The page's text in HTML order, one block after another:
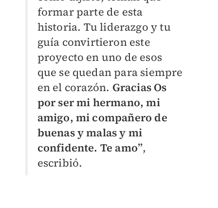
formar parte de esta
historia. Tu liderazgo y tu
guía convirtieron este
proyecto en uno de esos
que se quedan para siempre
en el corazón. Gracias Os
por ser mi hermano, mi
amigo, mi compañero de
buenas y malas y mi
confidente. Te amo”,
escribió.